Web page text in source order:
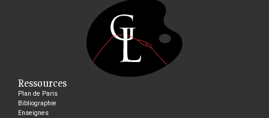
Ressources
Plan de Paris
Bibliographie
Enseignes